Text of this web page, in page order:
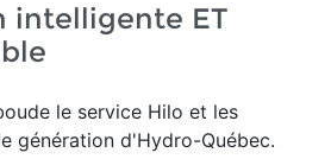
intelligente ET
le service Hilo et les
génération d'Hydro-Québec.